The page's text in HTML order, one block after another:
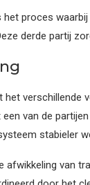
proces
derde partij
het
van de
stabieler
afwikkeling van